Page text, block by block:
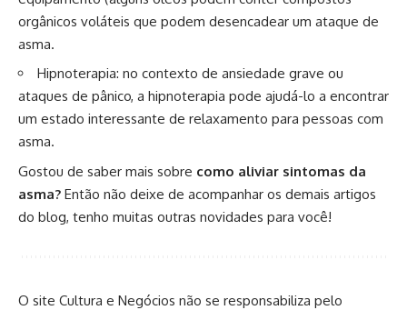
orgânicos voláteis que podem desencadear um ataque de
asma.
Hipnoterapia: no contexto de ansiedade grave ou
ataques de pânico, a hipnoterapia pode ajudá-lo a encontrar
um estado interessante de relaxamento para pessoas com
asma.
Gostou de saber mais sobre como aliviar sintomas da
asma? Então não deixe de acompanhar os demais artigos
do blog, tenho muitas outras novidades para você!
O site Cultura e Negócios não se responsabiliza pelo